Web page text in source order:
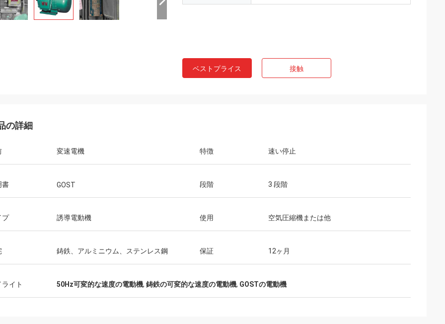
ベストプライス 接触
の詳細
変速電機 特徴 速い停止
書 GOST 段階 3 段階
プ 誘導電動機 使用 空気圧縮機または他
鋳鉄、アルミニウム、ステンレス鋼 保証 12ヶ月
イト 50Hz可変的な速度の電動機, 鋳鉄の可変的な速度の電動機, GOSTの電動機